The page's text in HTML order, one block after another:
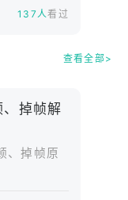
互动的趣味吧！​
正版》消息，​
，​
备设置可解除此
137人看过
查看全部>
掉帧解
、掉帧原